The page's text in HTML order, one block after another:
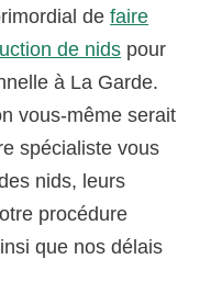
defaire
de nids pour
à La Garde.
vous-même serait
spécialiste vous
nids, leurs
procédure
que nos délais